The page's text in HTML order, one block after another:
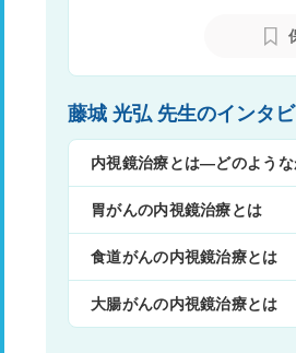
化器内科学
る。内視鏡
的確な診断
藤城 光弘 先生のインタ
内視鏡治療とは―どのよう
胃がんの内視鏡治療とは
食道がんの内視鏡治療とは
大腸がんの内視鏡治療とは